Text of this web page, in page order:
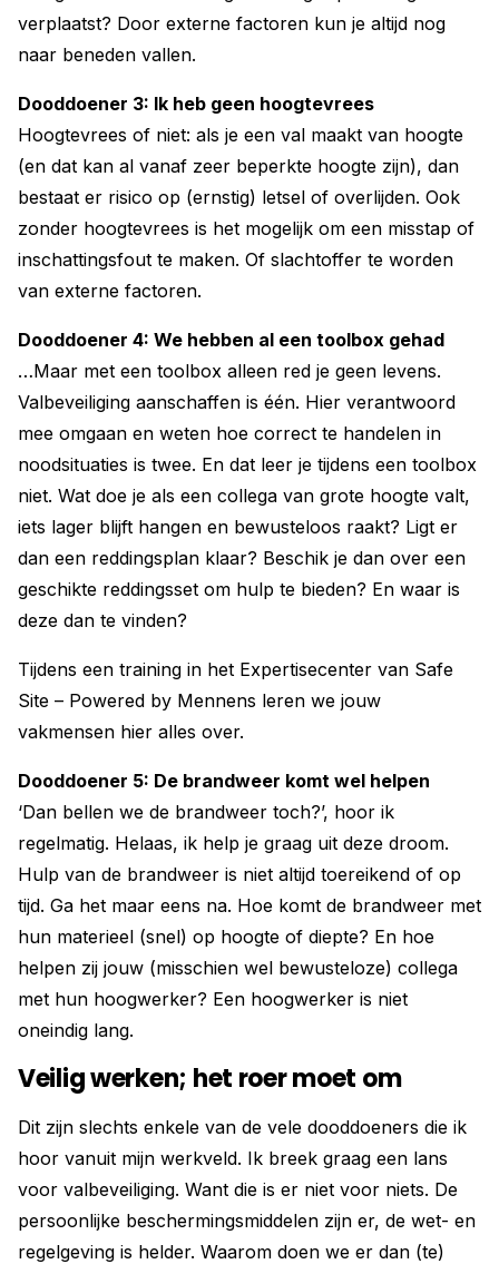
verplaatst? Door externe factoren kun je altijd nog
naar beneden vallen.
Dooddoener 3: Ik heb geen hoogtevrees
Hoogtevrees of niet: als je een val maakt van hoogte
(en dat kan al vanaf zeer beperkte hoogte zijn), dan
bestaat er risico op (ernstig) letsel of overlijden. Ook
zonder hoogtevrees is het mogelijk om een misstap of
inschattingsfout te maken. Of slachtoffer te worden
van externe factoren.
Dooddoener 4: We hebben al een toolbox gehad
…Maar met een toolbox alleen red je geen levens.
Valbeveiliging aanschaffen is één. Hier verantwoord
mee omgaan en weten hoe correct te handelen in
noodsituaties is twee. En dat leer je tijdens een toolbox
niet. Wat doe je als een collega van grote hoogte valt,
iets lager blijft hangen en bewusteloos raakt? Ligt er
dan een reddingsplan klaar? Beschik je dan over een
geschikte reddingsset om hulp te bieden? En waar is
deze dan te vinden?
Tijdens een training in het Expertisecenter van Safe
Site – Powered by Mennens leren we jouw
vakmensen hier alles over.
Dooddoener 5: De brandweer komt wel helpen
‘Dan bellen we de brandweer toch?’, hoor ik
regelmatig. Helaas, ik help je graag uit deze droom.
Hulp van de brandweer is niet altijd toereikend of op
tijd. Ga het maar eens na. Hoe komt de brandweer met
hun materieel (snel) op hoogte of diepte? En hoe
helpen zij jouw (misschien wel bewusteloze) collega
met hun hoogwerker? Een hoogwerker is niet
oneindig lang.
Veilig werken; het roer moet om
Dit zijn slechts enkele van de vele dooddoeners die ik
hoor vanuit mijn werkveld. Ik breek graag een lans
voor valbeveiliging. Want die is er niet voor niets. De
persoonlijke beschermingsmiddelen zijn er, de wet- en
regelgeving is helder. Waarom doen we er dan (te)